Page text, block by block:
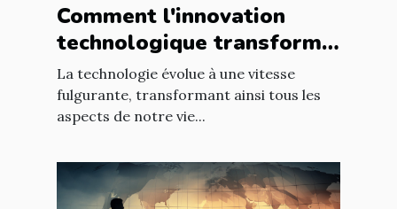
Comment l'innovation
technologique transforme
les entreprises à l'échelle
mondiale
La technologie évolue à une vitesse
fulgurante, transformant ainsi tous les
aspects de notre vie...